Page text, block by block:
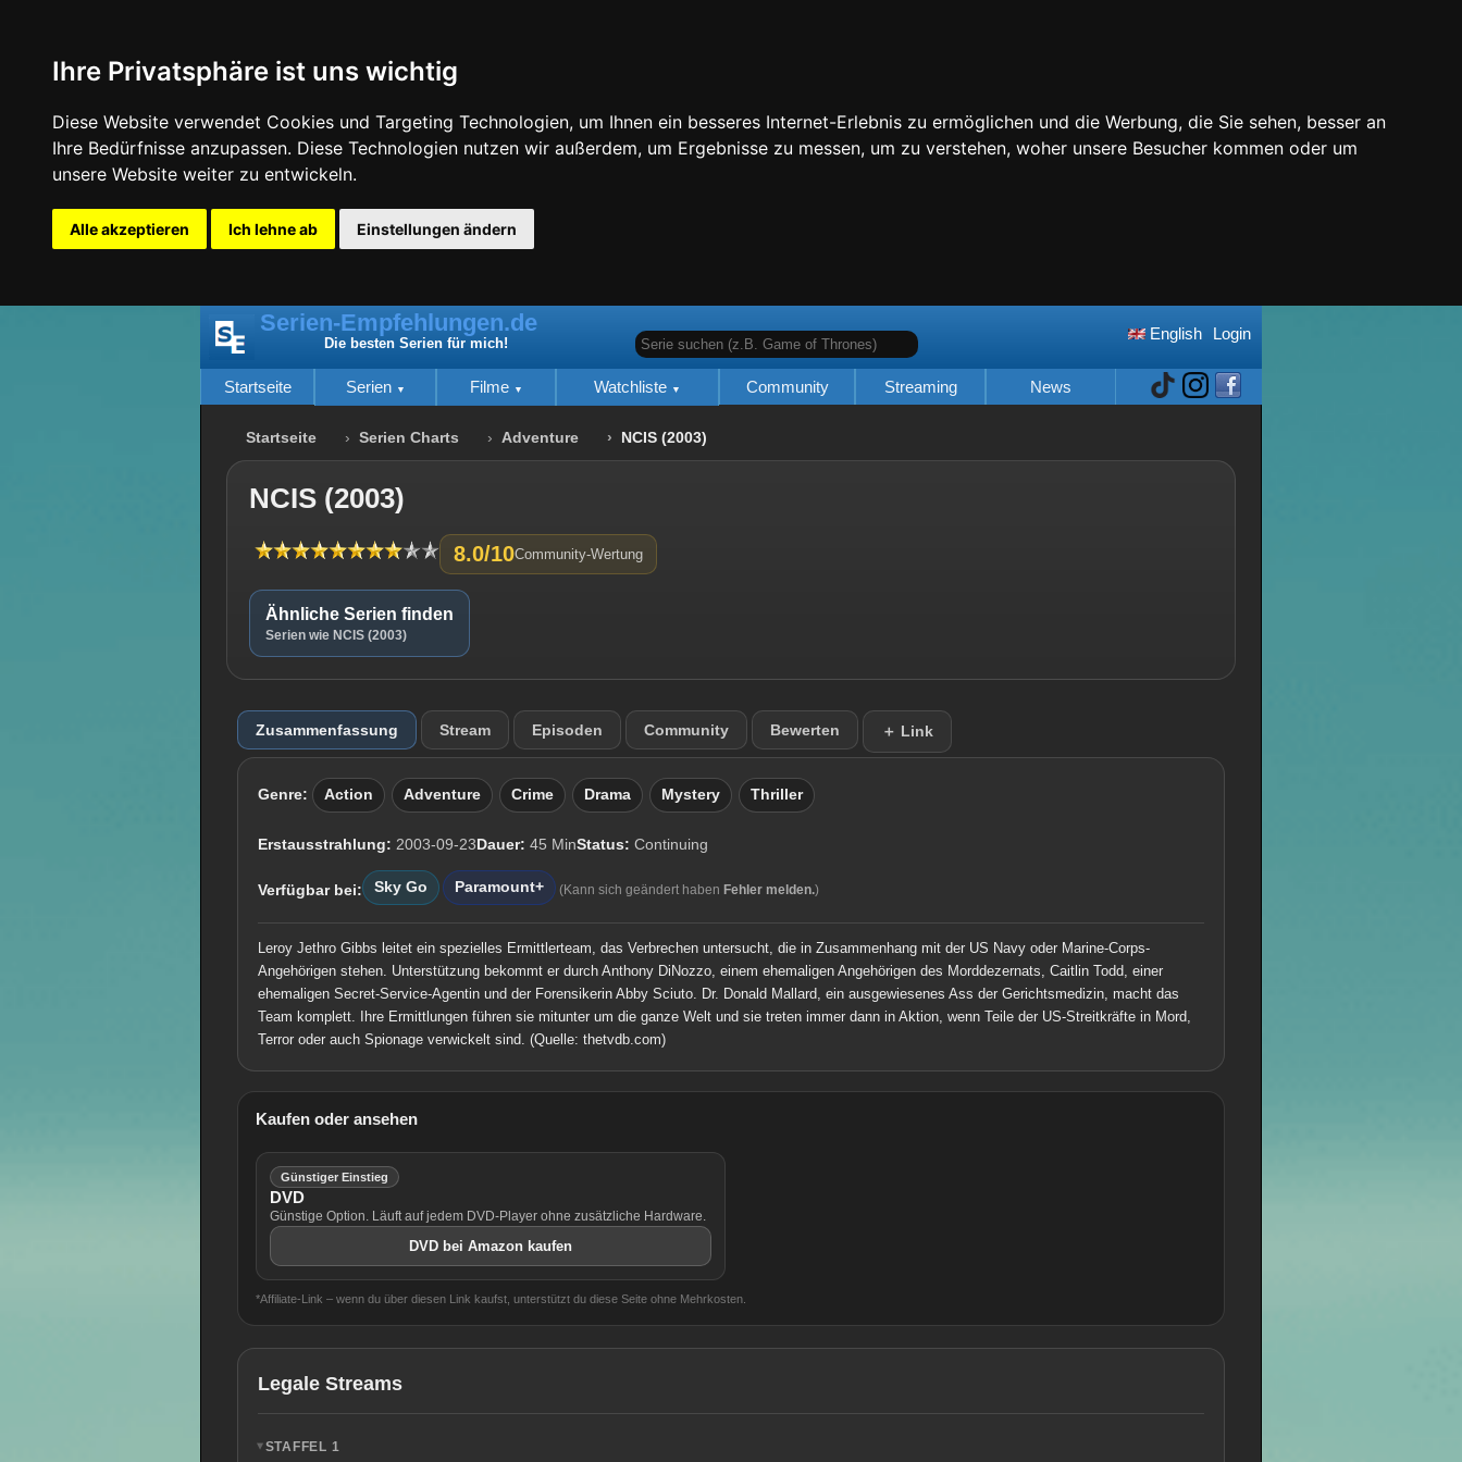
Ihre Privatsphäre ist uns wichtig
Diese Website verwendet Cookies und Targeting Technologien, um Ihnen ein besseres Internet-Erlebnis zu ermöglichen und die Werbung, die Sie sehen, besser an
Ihre Bedürfnisse anzupassen. Diese Technologien nutzen wir außerdem, um Ergebnisse zu messen, um zu verstehen, woher unsere Besucher kommen oder um
unsere Website weiter zu entwickeln.
Alle akzeptieren Ich lehne ab Einstellungen ändern
Login
English
Serie suchen (z.B. Game of Thrones)
Serien-Empfehlungen.de
Die besten Serien für mich!
Startseite Serien Filme Watchliste Community Streaming News
Startseite Serien Charts Adventure NCIS (2003)
NCIS (2003)
8.0/10Community-Wertung
Ähnliche Serien finden
Serien wie NCIS (2003)
Zusammenfassung Stream Episoden Community Bewerten ＋ Link
Genre: Action Adventure Crime Drama Mystery Thriller
Erstausstrahlung: 2003-09-23Dauer: 45 MinStatus: Continuing
Verfügbar bei: Sky Go Paramount+ (Kann sich geändert haben Fehler melden.)
Leroy Jethro Gibbs leitet ein spezielles Ermittlerteam, das Verbrechen untersucht, die in Zusammenhang mit der US Navy oder Marine-Corps-
Angehörigen stehen. Unterstützung bekommt er durch Anthony DiNozzo, einem ehemaligen Angehörigen des Morddezernats, Caitlin Todd, einer
ehemaligen Secret-Service-Agentin und der Forensikerin Abby Sciuto. Dr. Donald Mallard, ein ausgewiesenes Ass der Gerichtsmedizin, macht das
Team komplett. Ihre Ermittlungen führen sie mitunter um die ganze Welt und sie treten immer dann in Aktion, wenn Teile der US-Streitkräfte in Mord,
Terror oder auch Spionage verwickelt sind. (Quelle: thetvdb.com)
Kaufen oder ansehen
Günstiger Einstieg
DVD
Günstige Option. Läuft auf jedem DVD-Player ohne zusätzliche Hardware.
DVD bei Amazon kaufen
*Affiliate-Link – wenn du über diesen Link kaufst, unterstützt du diese Seite ohne Mehrkosten.
Legale Streams
STAFFEL 1